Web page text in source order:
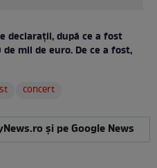
declarații, după ce a fost
mii de euro. De ce a fost,
concert
și pe Google News